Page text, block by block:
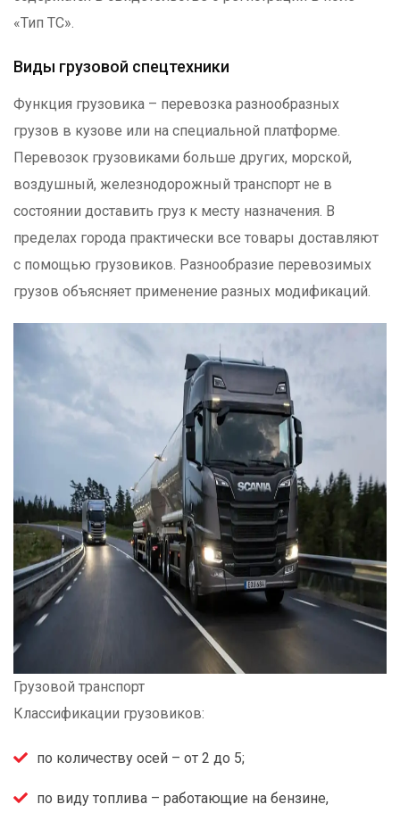
«Тип ТС».
Виды грузовой спецтехники
Функция грузовика – перевозка разнообразных
грузов в кузове или на специальной платформе.
Перевозок грузовиками больше других, морской,
воздушный, железнодорожный транспорт не в
состоянии доставить груз к месту назначения. В
пределах города практически все товары доставляют
с помощью грузовиков. Разнообразие перевозимых
грузов объясняет применение разных модификаций.
Грузовой транспорт
Классификации грузовиков:
по количеству осей – от 2 до 5;
по виду топлива – работающие на бензине,